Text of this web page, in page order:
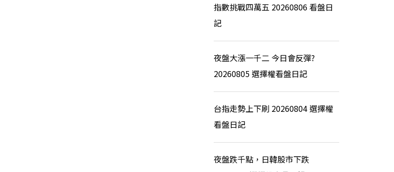
指數挑戰四萬五 20260806 看盤日
記
夜盤大漲一千二 今日會反彈?
20260805 選擇權看盤日記
台指走勢上下刷 20260804 選擇權
看盤日記
夜盤跌千點，日韓股市下跌